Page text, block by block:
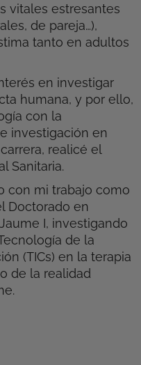
vitales estresantes
de pareja…),
tanto en adultos
en investigar
humana, y por ello,
con la
investigación en
realicé el
Sanitaria.
con mi trabajo como
Doctorado en
I, investigando
de la
(TICs) en la terapia
de la realidad